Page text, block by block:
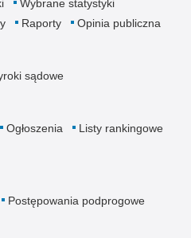
Wybrane statystyki
Raporty Opinia publiczna
sądowe
Ogłoszenia
Listy rankingowe
Postępowania podprogowe